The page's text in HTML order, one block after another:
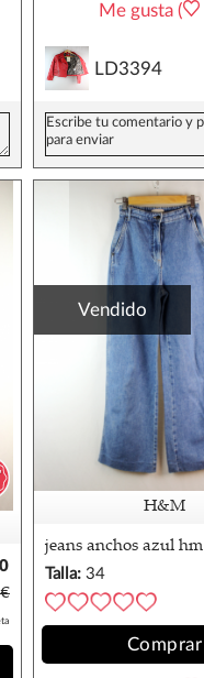
Me gusta (
LD3394
€
Vendido
H&M
jeans anchos azul hm
.34
Talla: 34
Comprar